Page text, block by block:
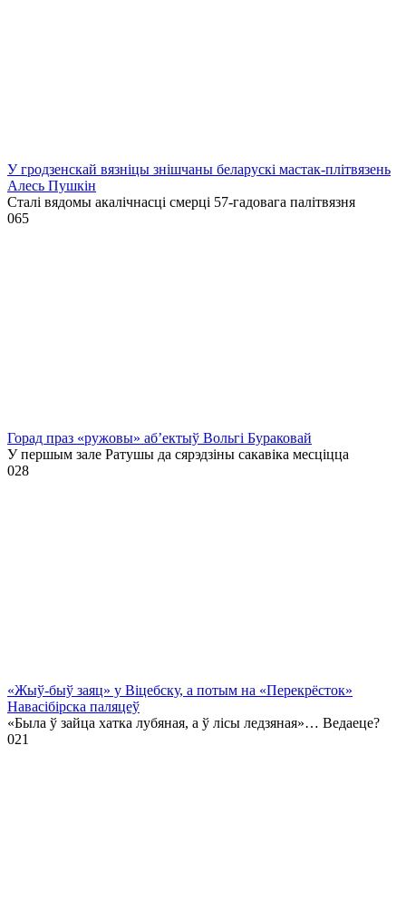
У гродзенскай вязніцы знішчаны беларускі мастак-плітвязень
Алесь Пушкін
Сталі вядомы акалічнасці смерці 57-гадовага палітвязня
065
Горад праз «ружовы» аб’ектыў Вольгі Бураковай
У першым зале Ратушы да сярэдзіны сакавіка месціцца
028
«Жыў-быў заяц» у Віцебску, а потым на «Перекрёсток»
Навасібірска паляцеў
«Была ў зайца хатка лубяная, а ў лісы ледзяная»… Ведаеце?
021